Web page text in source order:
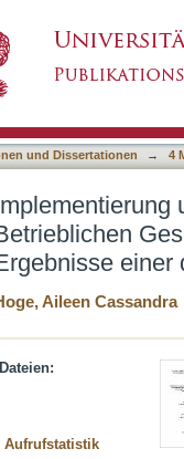
Landkreis
und Dissertationen → 4
einer
Aileen Cassandra
Dateien:
Aufrufstatistik